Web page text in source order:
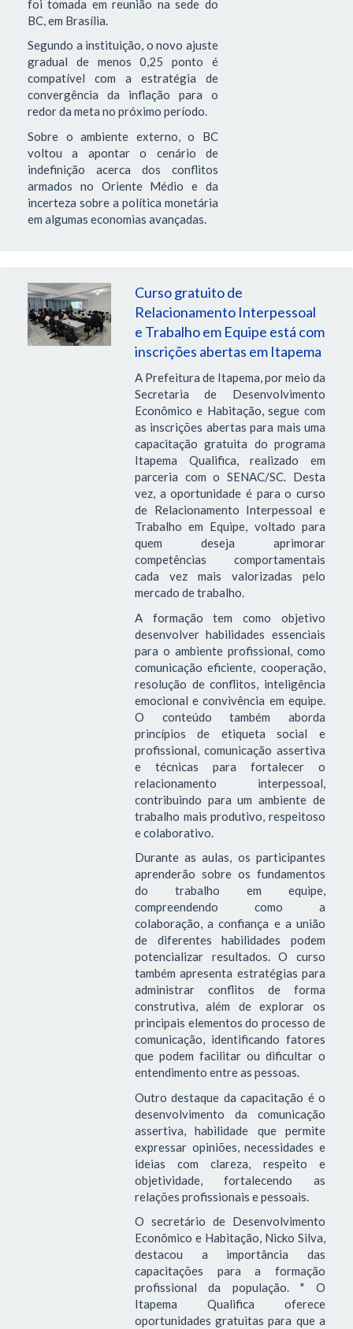
foi tomada em reunião na sede do
BC, em Brasília.
Segundo a instituição, o novo ajuste
gradual de menos 0,25 ponto é
compatível com a estratégia de
convergência da inflação para o
redor da meta no próximo período.
Sobre o ambiente externo, o BC
voltou a apontar o cenário de
indefinição acerca dos conflitos
armados no Oriente Médio e da
incerteza sobre a política monetária
em algumas economias avançadas.
Curso gratuito de
Relacionamento Interpessoal
e Trabalho em Equipe está com
inscrições abertas em Itapema
A Prefeitura de Itapema, por meio da
Secretaria de Desenvolvimento
Econômico e Habitação, segue com
as inscrições abertas para mais uma
capacitação gratuita do programa
Itapema Qualifica, realizado em
parceria com o SENAC/SC. Desta
vez, a oportunidade é para o curso
de Relacionamento Interpessoal e
Trabalho em Equipe, voltado para
quem deseja aprimorar
competências comportamentais
cada vez mais valorizadas pelo
mercado de trabalho.
A formação tem como objetivo
desenvolver habilidades essenciais
para o ambiente profissional, como
comunicação eficiente, cooperação,
resolução de conflitos, inteligência
emocional e convivência em equipe.
O conteúdo também aborda
princípios de etiqueta social e
profissional, comunicação assertiva
e técnicas para fortalecer o
relacionamento interpessoal,
contribuindo para um ambiente de
trabalho mais produtivo, respeitoso
e colaborativo.
Durante as aulas, os participantes
aprenderão sobre os fundamentos
do trabalho em equipe,
compreendendo como a
colaboração, a confiança e a união
de diferentes habilidades podem
potencializar resultados. O curso
também apresenta estratégias para
administrar conflitos de forma
construtiva, além de explorar os
principais elementos do processo de
comunicação, identificando fatores
que podem facilitar ou dificultar o
entendimento entre as pessoas.
Outro destaque da capacitação é o
desenvolvimento da comunicação
assertiva, habilidade que permite
expressar opiniões, necessidades e
ideias com clareza, respeito e
objetividade, fortalecendo as
relações profissionais e pessoais.
O secretário de Desenvolvimento
Econômico e Habitação, Nicko Silva,
destacou a importância das
capacitações para a formação
profissional da população. " O
Itapema Qualifica oferece
oportunidades gratuitas para que a